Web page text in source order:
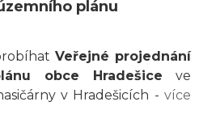
plánu
Veřejné projednání
obce Hradešice ve
v Hradešicích - více